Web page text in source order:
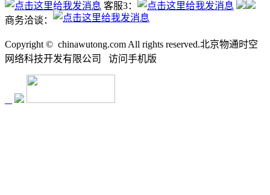
客服3：
商务洽谈：
Copyright © chinawutong.com All rights reserved.北京物通时空
网络科技开发有限公司
访问手机版